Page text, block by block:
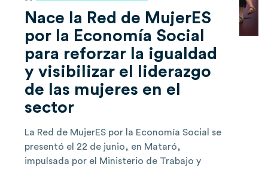
Nace la Red de MujerES
por la Economía Social
para reforzar la igualdad
y visibilizar el liderazgo
de las mujeres en el
sector
La Red de MujerES por la Economía Social se
presentó el 22 de junio, en Mataró,
impulsada por el Ministerio de Trabajo y